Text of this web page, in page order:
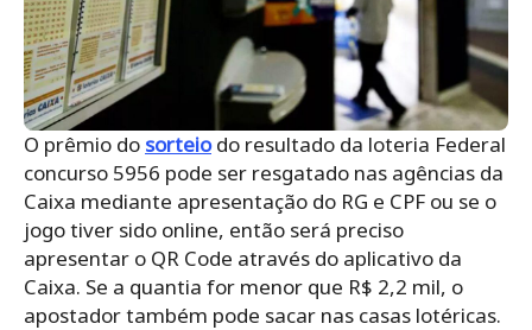
O prêmio do sorteiodo resultado da loteria Federal
concurso 5956 pode ser resgatado nas agências da
Caixa mediante apresentação do RG e CPF ou se o
jogo tiver sido online, então será preciso
apresentar o QR Code através do aplicativo da
Caixa. Se a quantia for menor que R$ 2,2 mil, o
apostador também pode sacar nas casas lotéricas.